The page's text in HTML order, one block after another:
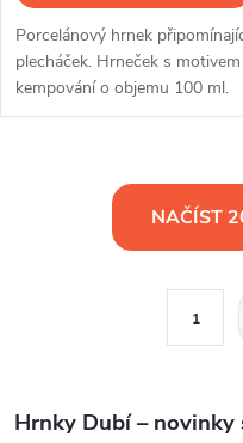
Porcelánový hrnek
plecháček. Hrneček s motivem
kempování o objemu 100 ml.
NAČÍST
á
1
Hrnky Dubí –